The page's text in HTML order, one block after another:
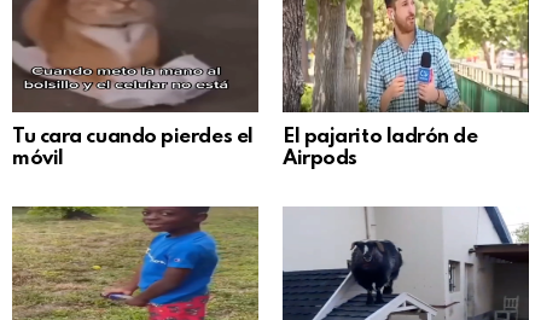
Tu cara cuando pierdes el
móvil
El pajarito ladrón de
Airpods